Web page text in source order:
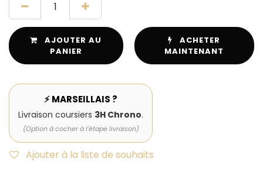
AJOUTER AU
PANIER
ACHETER
MAINTENANT
⚡ MARSEILLAIS ?
Livraison coursiers 3H Chrono.
(Option à cocher à l'étape livraison)
Ajouter à la liste de souhaits